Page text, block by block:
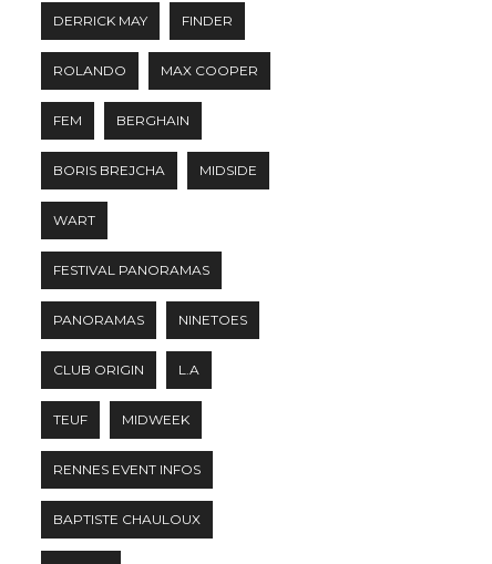
DERRICK MAY FINDER
ROLANDO MAX COOPER
FEM BERGHAIN
BORIS BREJCHA MIDSIDE
WART
FESTIVAL PANORAMAS
PANORAMAS NINETOES
CLUB ORIGIN L.A
TEUF MIDWEEK
RENNES EVENT INFOS
BAPTISTE CHAULOUX